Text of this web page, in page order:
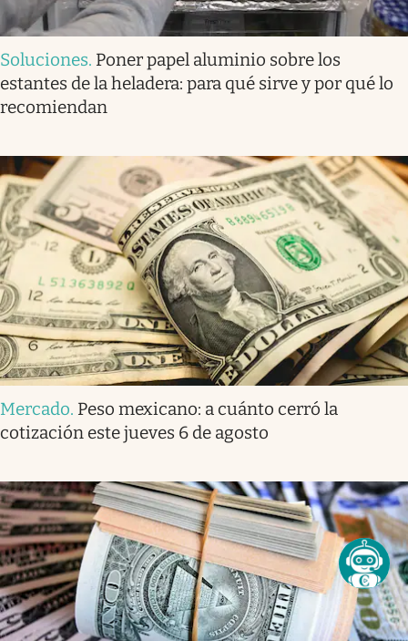
Soluciones. Poner papel aluminio sobre los
estantes de la heladera: para qué sirve y por qué lo
recomiendan
Mercado. Peso mexicano: a cuánto cerró la
cotización este jueves 6 de agosto